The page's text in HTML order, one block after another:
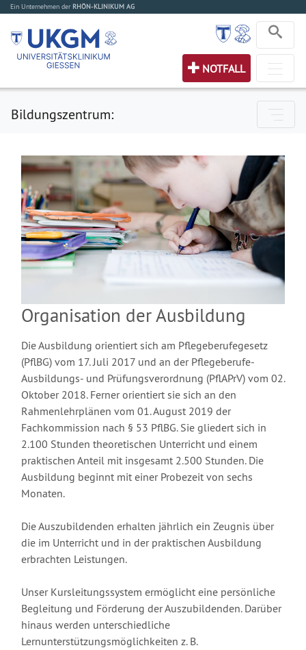
Ein Unternehmen der RHÖN-KLINIKUM AG
NOTFALL
Bildungszentrum:
Organisation der Ausbildung
Die Ausbildung orientiert sich am Pflegeberufegesetz
(PflBG) vom 17. Juli 2017 und an der Pflegeberufe-
Ausbildungs- und Prüfungsverordnung (PflAPrV) vom 02.
Oktober 2018. Ferner orientiert sie sich an den
Rahmenlehrplänen vom 01. August 2019 der
Fachkommission nach § 53 PflBG. Sie gliedert sich in
2.100 Stunden theoretischen Unterricht und einem
praktischen Anteil mit insgesamt 2.500 Stunden. Die
Ausbildung beginnt mit einer Probezeit von sechs
Monaten.
Die Auszubildenden erhalten jährlich ein Zeugnis über
die im Unterricht und in der praktischen Ausbildung
erbrachten Leistungen.
Unser Kursleitungssystem ermöglicht eine persönliche
Begleitung und Förderung der Auszubildenden. Darüber
hinaus werden unterschiedliche
Lernunterstützungsmöglichkeiten z. B.